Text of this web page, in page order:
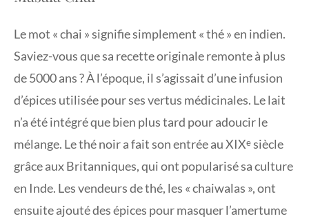
Le mot « chai » signifie simplement « thé » en indien.
Saviez-vous que sa recette originale remonte à plus
de 5000 ans ? À l’époque, il s’agissait d’une infusion
d’épices utilisée pour ses vertus médicinales. Le lait
n’a été intégré que bien plus tard pour adoucir le
mélange. Le thé noir a fait son entrée au XIXᵉ siècle
grâce aux Britanniques, qui ont popularisé sa culture
en Inde. Les vendeurs de thé, les « chaiwalas », ont
ensuite ajouté des épices pour masquer l’amertume